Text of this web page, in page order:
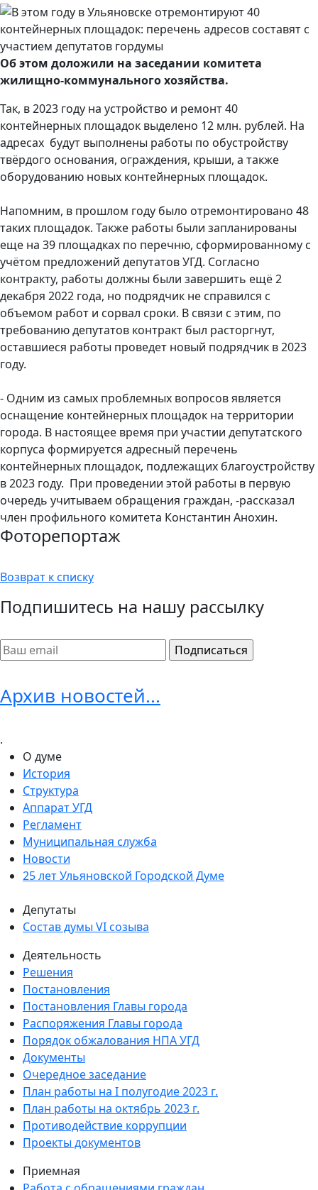
Об этом доложили на заседании комитета
жилищно-коммунального хозяйства.
Так, в 2023 году на устройство и ремонт 40
контейнерных площадок выделено 12 млн. рублей. На
адресах будут выполнены работы по обустройству
твёрдого основания, ограждения, крыши, а также
оборудованию новых контейнерных площадок.
Напомним, в прошлом году было отремонтировано 48
таких площадок. Также работы были запланированы
еще на 39 площадках по перечню, сформированному с
учётом предложений депутатов УГД. Согласно
контракту, работы должны были завершить ещё 2
декабря 2022 года, но подрядчик не справился с
объемом работ и сорвал сроки. В связи с этим, по
требованию депутатов контракт был расторгнут,
оставшиеся работы проведет новый подрядчик в 2023
году.
- Одним из самых проблемных вопросов является
оснащение контейнерных площадок на территории
города. В настоящее время при участии депутатского
корпуса формируется адресный перечень
контейнерных площадок, подлежащих благоустройству
в 2023 году. При проведении этой работы в первую
очередь учитываем обращения граждан, -рассказал
член профильного комитета Константин Анохин.
Фоторепортаж
Возврат к списку
Подпишитесь на нашу рассылку
Архив новостей...
.
О думе
История
Структура
Аппарат УГД
Регламент
Муниципальная служба
Новости
25 лет Ульяновской Городской Думе
Депутаты
Состав думы VI созыва
Деятельность
Решения
Постановления
Постановления Главы города
Распоряжения Главы города
Порядок обжалования НПА УГД
Документы
Очередное заседание
План работы на I полугодие 2023 г.
План работы на октябрь 2023 г.
Противодействие коррупции
Проекты документов
Приемная